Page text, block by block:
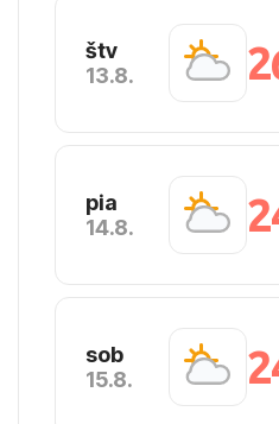
štv
13.8.
pia
14.8.
sob
15.8.